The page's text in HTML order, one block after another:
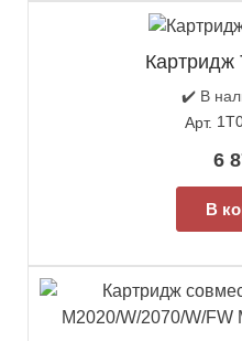
Картридж
✔️ В
Арт.
6
В